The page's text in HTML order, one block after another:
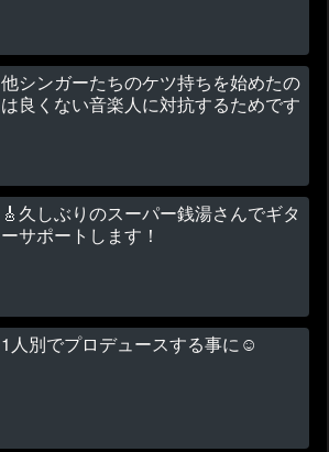
他シンガーたちのケツ持ちを始めたの
は良くない音楽人に対抗するためです
🎸久しぶりのスーパー銭湯さんでギタ
ーサポートします！
1人別でプロデュースする事に☺